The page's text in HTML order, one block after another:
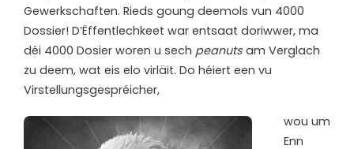
Gewerkschaften. Rieds goung deemols vun 4000
Dossier! D’Ëffentlechkeet war entsaat doriwwer, ma
déi 4000 Dosier woren u sech peanuts am Verglach
zu deem, wat eis elo virläit. Do héiert een vu
Virstellungsgespréicher,
wou um
Enn